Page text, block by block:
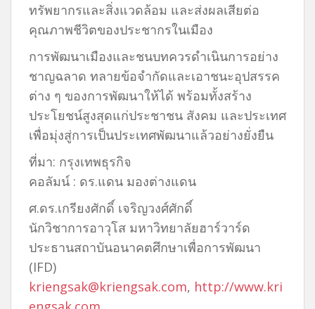
ทรัพยากรและสิ่งแวดล้อม และส่งผลเสียต่อ
คุณภาพชีวิตของประชากรในเมือง
การพัฒนาเมืองและชนบทควรดำเนินการอย่าง
ชาญฉลาด ทลายข้อจำกัดและเอาชนะอุปสรรค
ต่าง ๆ ของการพัฒนาให้ได้ พร้อมทั้งสร้าง
ประโยชน์สูงสุดแก่ประชาชน สังคม และประเทศ
เพื่อมุ่งสู่การเป็นประเทศพัฒนาแล้วอย่างยั่งยืน
ที่มา: กรุงเทพธุรกิจ
คอลัมน์ : ดร.แดน มองต่างแดน
ศ.ดร.เกรียงศักดิ์ เจริญวงศ์ศักดิ์
นักวิชาการอาวุโส มหาวิทยาลัยฮาร์วาร์ด
ประธานสถาบันอนาคตศึกษาเพื่อการพัฒนา
(IFD)
kriengsak@kriengsak.com, http://www.kri